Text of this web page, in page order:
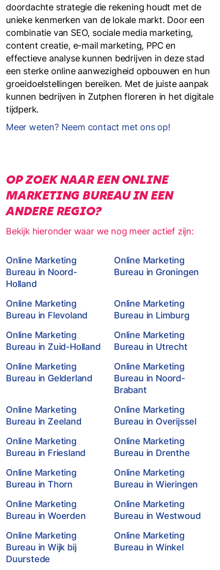
doordachte strategie die rekening houdt met de
unieke kenmerken van de lokale markt. Door een
combinatie van SEO, sociale media marketing,
content creatie, e-mail marketing, PPC en
effectieve analyse kunnen bedrijven in deze stad
een sterke online aanwezigheid opbouwen en hun
groeidoelstellingen bereiken. Met de juiste aanpak
kunnen bedrijven in Zutphen floreren in het digitale
tijdperk.
Meer weten? Neem contact met ons op!
OP ZOEK NAAR EEN ONLINE
MARKETING BUREAU IN EEN
ANDERE REGIO?
Bekijk hieronder waar we nog meer actief zijn:
Online Marketing
Bureau in Noord-
Holland
Online Marketing
Bureau in Groningen
Online Marketing
Bureau in Flevoland
Online Marketing
Bureau in Limburg
Online Marketing
Bureau in Zuid-Holland
Online Marketing
Bureau in Utrecht
Online Marketing
Bureau in Gelderland
Online Marketing
Bureau in Noord-
Brabant
Online Marketing
Bureau in Zeeland
Online Marketing
Bureau in Overijssel
Online Marketing
Bureau in Friesland
Online Marketing
Bureau in Drenthe
Online Marketing
Bureau in Thorn
Online Marketing
Bureau in Wieringen
Online Marketing
Bureau in Woerden
Online Marketing
Bureau in Westwoud
Online Marketing
Bureau in Wijk bij
Duurstede
Online Marketing
Bureau in Winkel